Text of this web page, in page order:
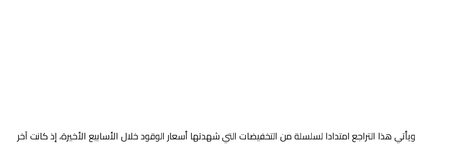
ويأتي هذا التراجع امتدادا لسلسلة من التخفيضات التي شهدتها أسعار الوقود خلال الأسابيع الأخيرة، إذ كانت آخر